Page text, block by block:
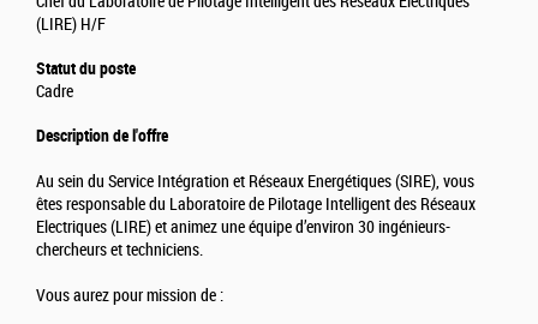
(LIRE) H/F
Statut du poste
Cadre
Description de l'offre
Au sein du Service Intégration et Réseaux Energétiques (SIRE), vous
êtes responsable du Laboratoire de Pilotage Intelligent des Réseaux
Electriques (LIRE) et animez une équipe d’environ 30 ingénieurs-
chercheurs et techniciens.
Vous aurez pour mission de :